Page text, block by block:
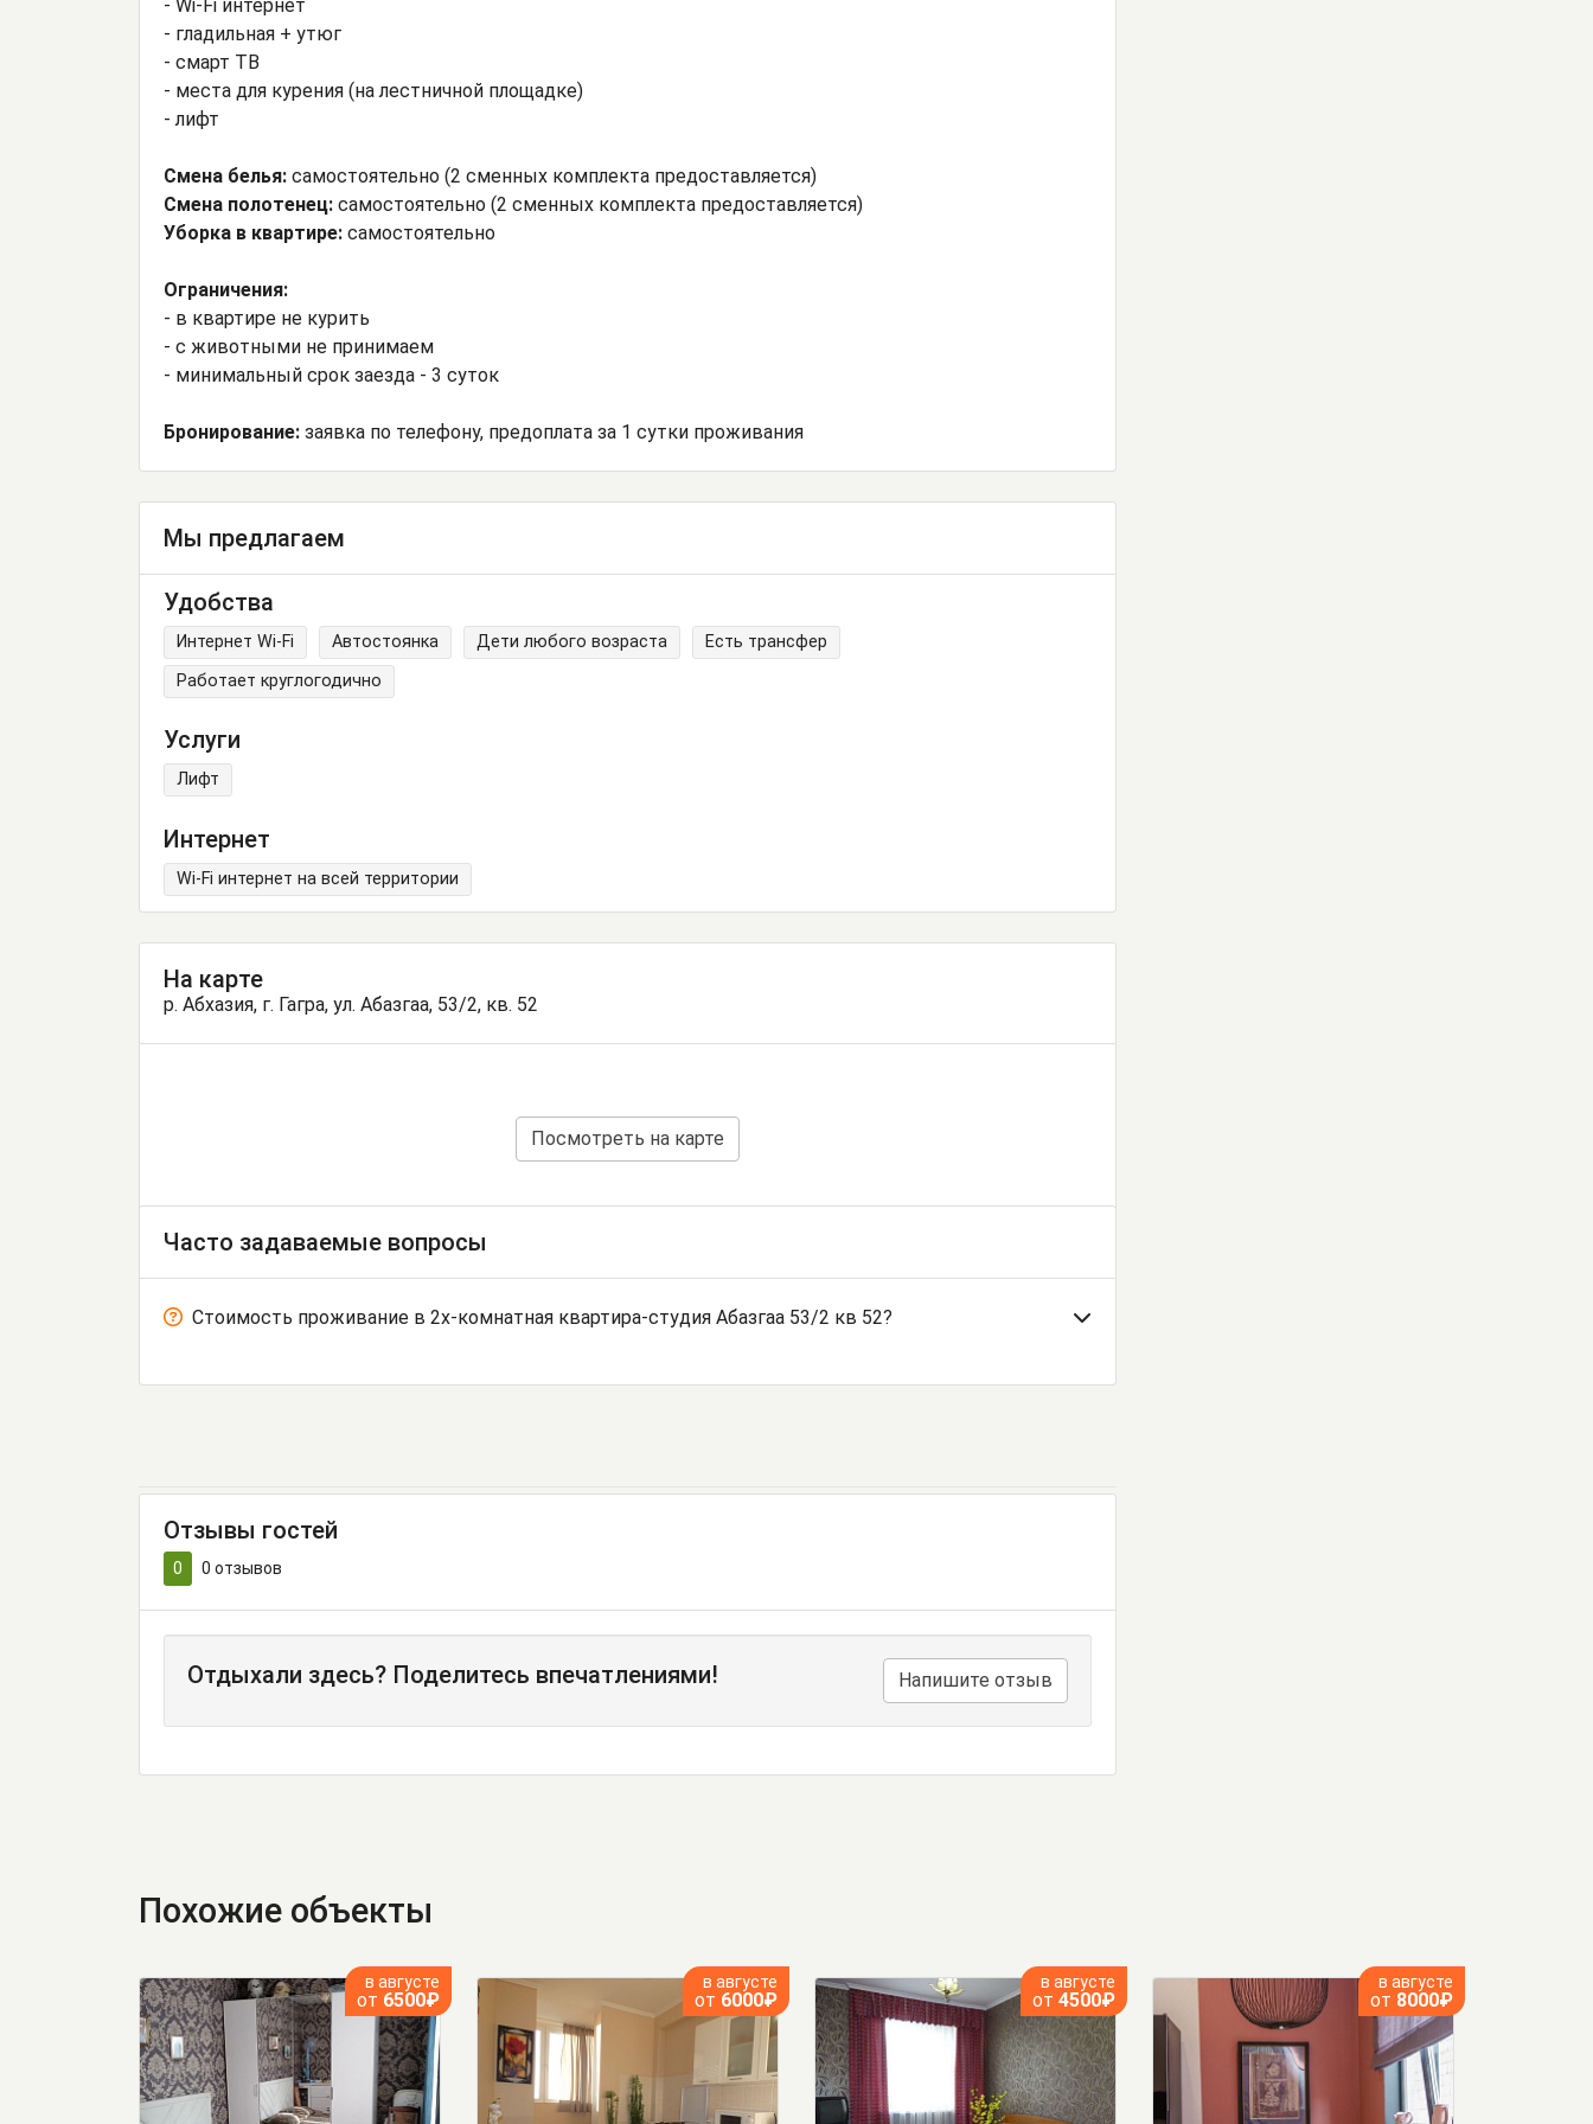
- Wi-Fi интернет
- гладильная + утюг
- смарт ТВ
- места для курения (на лестничной площадке)
- лифт
Смена белья: самостоятельно (2 сменных комплекта предоставляется)
Смена полотенец: самостоятельно (2 сменных комплекта предоставляется)
Уборка в квартире: самостоятельно
Ограничения:
- в квартире не курить
- с животными не принимаем
- минимальный срок заезда - 3 суток
Бронирование: заявка по телефону, предоплата за 1 сутки проживания
Мы предлагаем
Удобства
Интернет Wi-Fi Автостоянка Дети любого возраста
Есть трансфер
Работает круглогодично
Услуги
Лифт
Интернет
Wi-Fi интернет на всей территории
На карте
р. Абхазия, г. Гагра, ул. Абазгаа, 53/2, кв. 52
Посмотреть на карте
Часто задаваемые вопросы
Стоимость проживание в 2х-комнатная квартира-студия Абазгаа 53/2 кв 52?
Отзывы гостей
0 0 отзывов
Отдыхали здесь? Поделитесь впечатлениями! Напишите отзыв
Похожие объекты
в августе
от 6500₽
в августе
от 6000₽
в августе
от 4500₽
в августе
от 8000₽